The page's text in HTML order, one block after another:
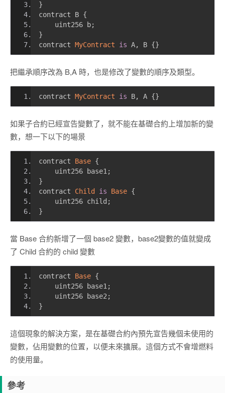
}
contract B {
    uint256 b
;
}
contract MyContract is A, B {}
把繼承順序改為 B,A 時，也是修改了變數的順序及類型。
contract MyContract is B, A {}
如果子合約已經宣告變數了，就不能在基礎合約上增加新的變
數，想一下以下的場景
contract Base {
    uint256 base1
;
}
contract Child is Base {
    uint256 child
;
}
當 Base 合約新增了一個 base2 變數，base2變數的值就變成
了 Child 合約的 child 變數
contract Base {
    uint256 base1
;
    uint256 base2
;
}
這個現象的解決方案，是在基礎合約內預先宣告幾個未使用的
變數，佔用變數的位置，以便未來擴展。這個方式不會增燃料
的使用量。
參考